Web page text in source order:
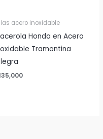
acero inoxidable
Honda en Acero
Tramontina